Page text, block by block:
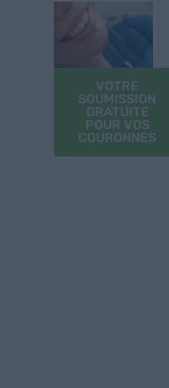
VOTRE
SOUMISSION
GRATUITE
POUR VOS
COURONNES